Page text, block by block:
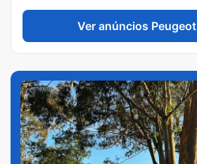
Ver anúncios